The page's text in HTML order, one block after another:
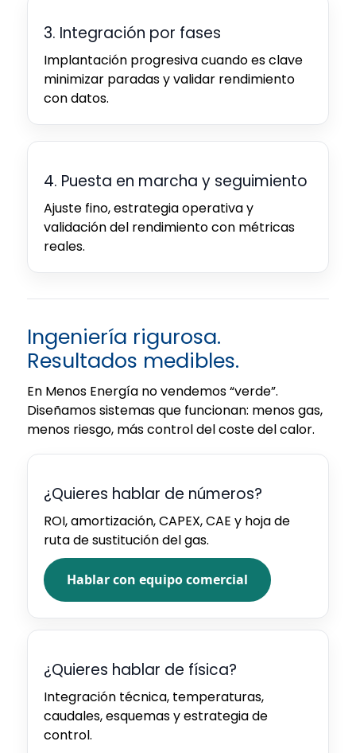
3. Integración por fases
Implantación progresiva cuando es clave
minimizar paradas y validar rendimiento
con datos.
4. Puesta en marcha y seguimiento
Ajuste fino, estrategia operativa y
validación del rendimiento con métricas
reales.
Ingeniería rigurosa.
Resultados medibles.
En Menos Energía no vendemos “verde”.
Diseñamos sistemas que funcionan: menos gas,
menos riesgo, más control del coste del calor.
¿Quieres hablar de números?
ROI, amortización, CAPEX, CAE y hoja de
ruta de sustitución del gas.
Hablar con equipo comercial
¿Quieres hablar de física?
Integración técnica, temperaturas,
caudales, esquemas y estrategia de
control.